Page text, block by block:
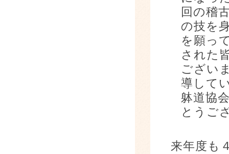
回の稽
の技を
を願っ
された
ござい
導して
躰道協
とうご
来年度も